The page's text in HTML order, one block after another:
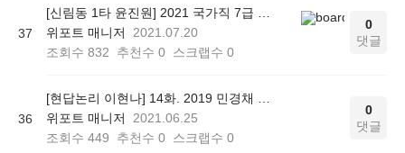
37
위포트 매니저
2021.07.20
조회수 832 추천수 0 스크랩수 0
0
댓글
36
위포트 매니저
2021.06.25
조회수 449 추천수 0 스크랩수 0
0
댓글